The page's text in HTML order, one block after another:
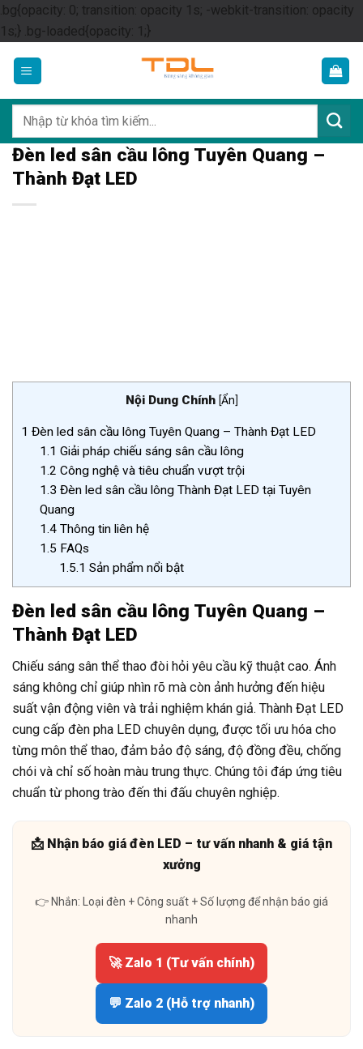
.bg{opacity: 0; transition: opacity 1s; -webkit-transition: opacity
1s;} .bg-loaded{opacity: 1;}Skip
content
kiếm:
Đèn led sân cầu lông Tuyên Quang –
Thành Đạt LED
Nội Dung Chính [Ẩn]
1 Đèn led sân cầu lông Tuyên Quang – Thành Đạt LED
1.1 Giải pháp chiếu sáng sân cầu lông
1.2 Công nghệ và tiêu chuẩn vượt trội
1.3 Đèn led sân cầu lông Thành Đạt LED tại Tuyên
Quang
1.4 Thông tin liên hệ
1.5 FAQs
1.5.1 Sản phẩm nổi bật
Đèn led sân cầu lông Tuyên Quang –
Thành Đạt LED
Chiếu sáng sân thể thao đòi hỏi yêu cầu kỹ thuật cao. Ánh
sáng không chỉ giúp nhìn rõ mà còn ảnh hưởng đến hiệu
suất vận động viên và trải nghiệm khán giả. Thành Đạt LED
cung cấp đèn pha LED chuyên dụng, được tối ưu hóa cho
từng môn thể thao, đảm bảo độ sáng, độ đồng đều, chống
chói và chỉ số hoàn màu trung thực. Chúng tôi đáp ứng tiêu
chuẩn từ phong trào đến thi đấu chuyên nghiệp.
📩 Nhận báo giá đèn LED – tư vấn nhanh & giá tận
xưởng
👉 Nhắn: Loại đèn + Công suất + Số lượng để nhận báo giá
nhanh
🚀 Zalo 1 (Tư vấn chính)
💬 Zalo 2 (Hỗ trợ nhanh)